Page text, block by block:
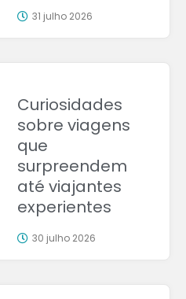
31 julho 2026
Curiosidades
sobre viagens
que
surpreendem
até viajantes
experientes
30 julho 2026